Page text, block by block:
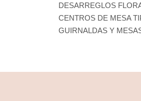
DESARREGLOS
CENTROS DE MESA
GUIRNALDAS Y